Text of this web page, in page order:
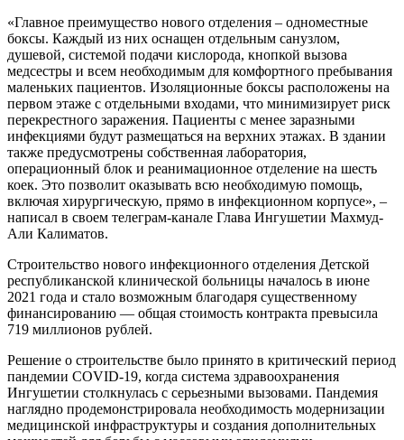
«Главное преимущество нового отделения – одноместные
боксы. Каждый из них оснащен отдельным санузлом,
душевой, системой подачи кислорода, кнопкой вызова
медсестры и всем необходимым для комфортного пребывания
маленьких пациентов. Изоляционные боксы расположены на
первом этаже с отдельными входами, что минимизирует риск
перекрестного заражения. Пациенты с менее заразными
инфекциями будут размещаться на верхних этажах. В здании
также предусмотрены собственная лаборатория,
операционный блок и реанимационное отделение на шесть
коек. Это позволит оказывать всю необходимую помощь,
включая хирургическую, прямо в инфекционном корпусе», –
написал в своем телеграм-канале Глава Ингушетии Махмуд-
Али Калиматов.
Строительство нового инфекционного отделения Детской
республиканской клинической больницы началось в июне
2021 года и стало возможным благодаря существенному
финансированию — общая стоимость контракта превысила
719 миллионов рублей.
Решение о строительстве было принято в критический период
пандемии COVID-19, когда система здравоохранения
Ингушетии столкнулась с серьезными вызовами. Пандемия
наглядно продемонстрировала необходимость модернизации
медицинской инфраструктуры и создания дополнительных